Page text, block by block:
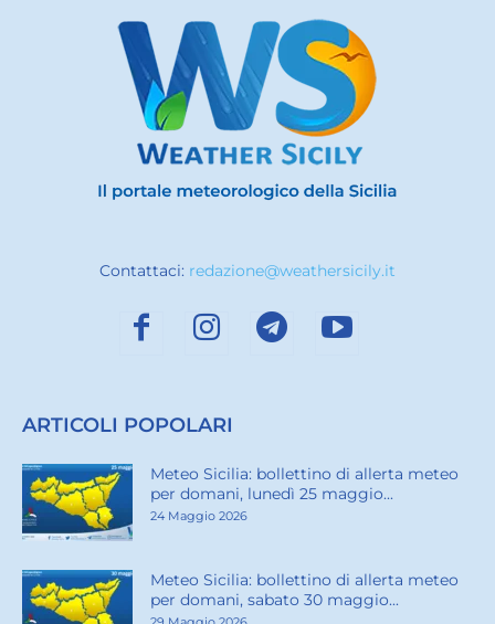
Contattaci: redazione@weathersicily.it
ARTICOLI POPOLARI
Meteo Sicilia: bollettino di allerta meteo
per domani, lunedì 25 maggio...
24 Maggio 2026
Meteo Sicilia: bollettino di allerta meteo
per domani, sabato 30 maggio...